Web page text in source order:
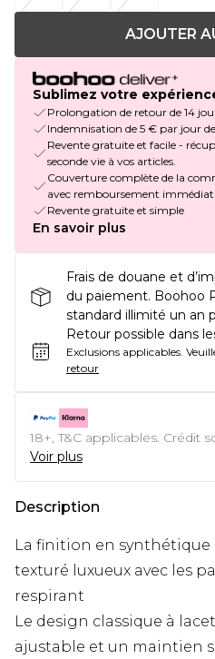
AJOUTER
Sublimez votre
Prolongation de retour de 14
Indemnisation de 5 € par jour
Revente gratuite et facile -
seconde vie à vos articles.
Couverture complète de la
avec remboursement
Revente gratuite et simple
En savoir plus
Frais de douane et
du paiement. Boohoo
standard illimité un an
Retour possible dans
Exclusions applicables.
retour
18+, T&C applicables. Crédit
Voir plus
Description
La finition en synthétique
texturé luxueux avec les
respirant
Le design classique à
ajustable et un maintien